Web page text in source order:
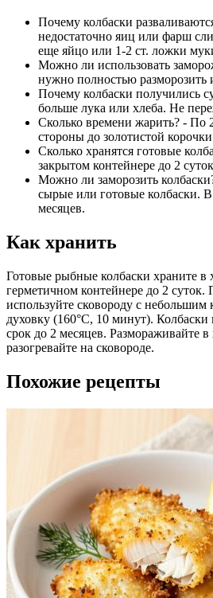
Почему колбаски
недостаточно яиц или фарш
еще яйцо или 1-2 ст. ложки
Можно ли использовать
нужно полностью разморозить
Почему колбаски получились
больше лука или хлеба. Не
Сколько времени жарить? - По
стороны до золотистой
Сколько хранятся готовые
закрытом контейнере до 2
Можно ли заморозить
сырые или готовые колбаски.
месяцев.
Как хранить
Готовые рыбные колбаски храните в
герметичном контейнере до 2 суток.
используйте сковороду с небольшим
духовку (160°C, 10 минут).
срок до 2 месяцев. Размораживайте в
разогревайте на сковороде.
Похожие рецепты